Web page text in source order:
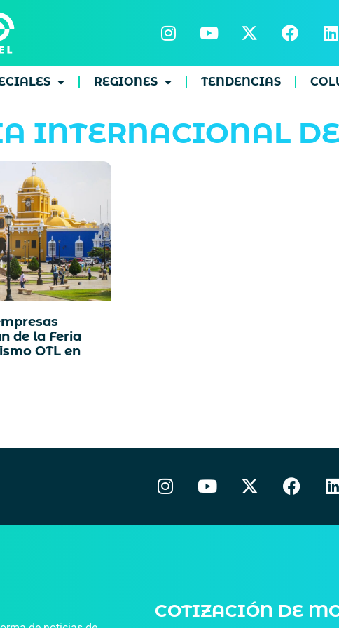
REGIONES TENDENCIAS
INTERNACIONAL
de la Feria
OTL en
COTIZACIÓN DE